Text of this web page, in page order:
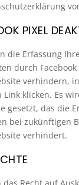
PIXEL
die Erfassung
durch
verhindern,
Link klicken. Es
gesetzt, das die
bei zukünftigen
verhindert.